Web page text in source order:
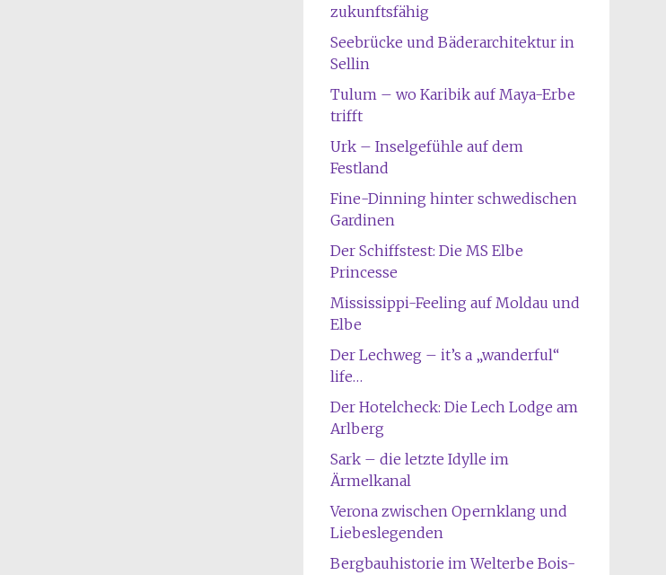
zukunftsfähig
Seebrücke und Bäderarchitektur in
Sellin
Tulum – wo Karibik auf Maya-Erbe
trifft
Urk – Inselgefühle auf dem
Festland
Fine-Dinning hinter schwedischen
Gardinen
Der Schiffstest: Die MS Elbe
Princesse
Mississippi-Feeling auf Moldau und
Elbe
Der Lechweg – it’s a „wanderful“
life…
Der Hotelcheck: Die Lech Lodge am
Arlberg
Sark – die letzte Idylle im
Ärmelkanal
Verona zwischen Opernklang und
Liebeslegenden
Bergbauhistorie im Welterbe Bois-